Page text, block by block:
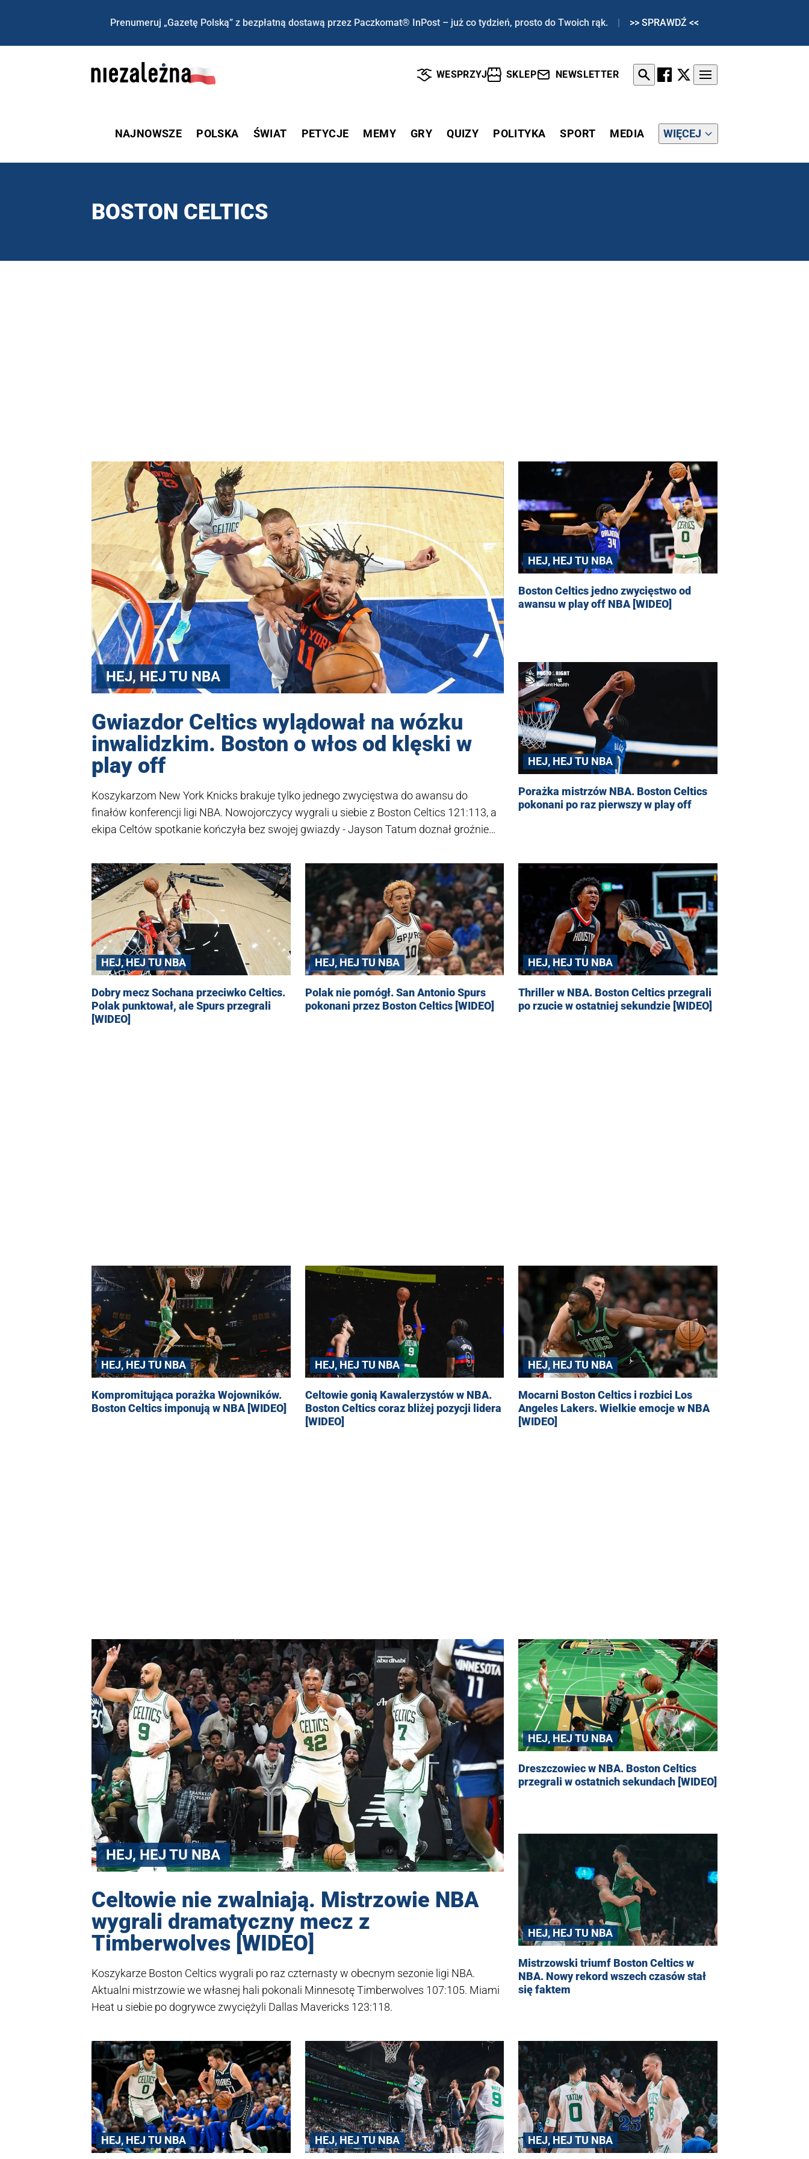
Prenumeruj „Gazetę Polską” z bezpłatną dostawą przez Paczkomat® InPost – już co tydzień, prosto do Twoich rąk. | >> SPRAWDŹ <<
WESPRZYJ SKLEP NEWSLETTER
NAJNOWSZE POLSKA ŚWIAT PETYCJE MEMY GRY QUIZY POLITYKA SPORT MEDIA WIĘCEJ
BOSTON CELTICS
HEJ, HEJ TU NBA
Gwiazdor Celtics wylądował na wózku
inwalidzkim. Boston o włos od klęski w
play off
Koszykarzom New York Knicks brakuje tylko jednego zwycięstwa do awansu do
finałów konferencji ligi NBA. Nowojorczycy wygrali u siebie z Boston Celtics 121:113, a
ekipa Celtów spotkanie kończyła bez swojej gwiazdy - Jayson Tatum doznał groźnie
HEJ, HEJ TU NBA
Boston Celtics jedno zwycięstwo od
awansu w play off NBA [WIDEO]
HEJ, HEJ TU NBA
Porażka mistrzów NBA. Boston Celtics
pokonani po raz pierwszy w play off
HEJ, HEJ TU NBA
Dobry mecz Sochana przeciwko Celtics.
Polak punktował, ale Spurs przegrali
[WIDEO]
HEJ, HEJ TU NBA
Polak nie pomógł. San Antonio Spurs
pokonani przez Boston Celtics [WIDEO]
HEJ, HEJ TU NBA
Thriller w NBA. Boston Celtics przegrali
po rzucie w ostatniej sekundzie [WIDEO]
HEJ, HEJ TU NBA
Kompromitująca porażka Wojowników.
Boston Celtics imponują w NBA [WIDEO]
HEJ, HEJ TU NBA
Celtowie gonią Kawalerzystów w NBA.
Boston Celtics coraz bliżej pozycji lidera
[WIDEO]
HEJ, HEJ TU NBA
Mocarni Boston Celtics i rozbici Los
Angeles Lakers. Wielkie emocje w NBA
[WIDEO]
HEJ, HEJ TU NBA
Celtowie nie zwalniają. Mistrzowie NBA
wygrali dramatyczny mecz z
Timberwolves [WIDEO]
Koszykarze Boston Celtics wygrali po raz czternasty w obecnym sezonie ligi NBA.
Aktualni mistrzowie we własnej hali pokonali Minnesotę Timberwolves 107:105. Miami
Heat u siebie po dogrywce zwyciężyli Dallas Mavericks 123:118.
HEJ, HEJ TU NBA
Dreszczowiec w NBA. Boston Celtics
przegrali w ostatnich sekundach [WIDEO]
HEJ, HEJ TU NBA
Mistrzowski triumf Boston Celtics w
NBA. Nowy rekord wszech czasów stał
się faktem
HEJ, HEJ TU NBA HEJ, HEJ TU NBA HEJ, HEJ TU NBA